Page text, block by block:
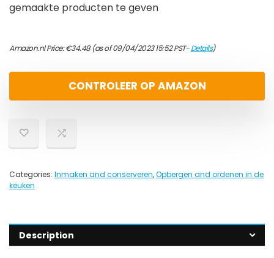
gemaakte producten te geven
Amazon.nl Price:€34.48(as of 09/04/2023 15:52 PST-Details)
CONTROLEER OP AMAZON
Categories: Inmaken and conserveren,Opbergen and ordenen in de
keuken
Description